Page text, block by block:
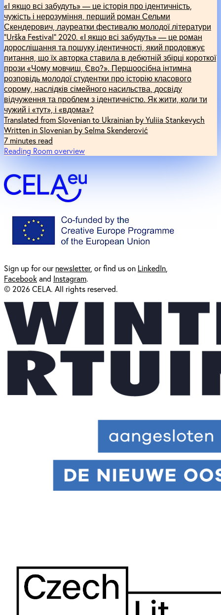
«І якщо всі забудуть» — це історія про ідентичність,
чужість і нерозуміння, перший роман Сельми
Скендерович, лауреатки фестивалю молодої літератури
“Urška Festival” 2020. «І якщо всі забудуть» — це роман
дорослішання та пошуку ідентичності, який продовжує
питання, що їх авторка ставила в дебютній збірці короткої
прози «Чому мовчиш, Єво?». Першоосібна інтимна
розповідь молодої студентки про історію класового
сорому, наслідків сімейного насильства, досвіду
відчуження та проблем з ідентичністю. Як жити, коли ти
чужий і «тут», і «вдома»?
Translated from Slovenian to Ukrainian by Yuliia Stankevych
Written in Slovenian by Selma Skenderović
7 minutes read
Reading Room overview
Sign up for ournewsletter, or find us on LinkedIn
Facebookand Instagram.
© 2026 CELA. All rights reserved.